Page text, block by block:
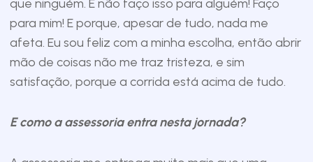
que ninguém. E não faço isso para alguém! Faço
para mim! E porque, apesar de tudo, nada me
afeta. Eu sou feliz com a minha escolha, então abrir
mão de coisas não me traz tristeza, e sim
satisfação, porque a corrida está acima de tudo.
E como a assessoria entra nesta jornada?